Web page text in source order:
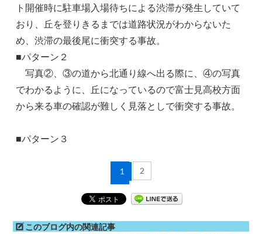
ト開催時に駐車場入場待ちによる渋滞が発生していて
おり、丘を登りきるまでは道路状況がわからないた
め、渋滞の最後尾に衝突する事故。
■パターン２
写真②、③の道から北通り線へ出る際に、④の写真
でわかるように、丘になっているので富士見高校方面
から来る車の確認が難しく見落としで衝突する事故。
■パターン３
1 2
このブログ内の関連記事